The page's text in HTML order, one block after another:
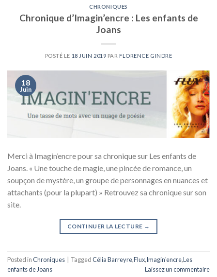
CHRONIQUES
Chronique d’Imagin’encre : Les enfants de
Joans
POSTÉ LE 18 JUIN 2019 PAR FLORENCE GINDRE
18
Juin
Merci à Imagin’encre pour sa chronique sur Les enfants de
Joans. « Une touche de magie, une pincée de romance, un
soupçon de mystère, un groupe de personnages en nuances et
attachants (pour la plupart) » Retrouvez sa chronique sur son
site.
CONTINUER LA LECTURE →
Posted inChroniques TaggedCélia Barreyre,Flux,Imagin'encre,Les
enfants de Joans
Laissez un commentaire